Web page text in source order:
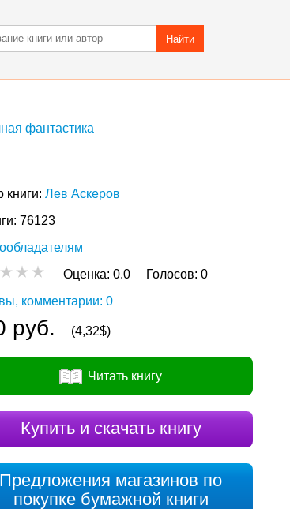
Найти
фантастика
книги: Лев Аскеров
76123
Оценка: 0.0 Голосов: 0
комментарии: 0
руб. (4,32$)
Читать книгу
Купить и скачать книгу
Предложения магазинов по
покупке бумажной книги